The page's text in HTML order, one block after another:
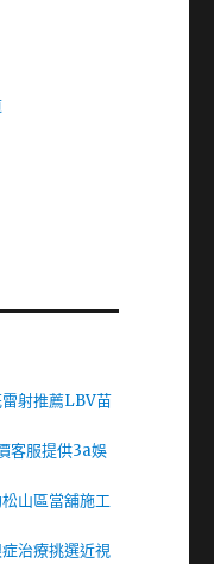
射推薦LBV苗
客服提供3a娛
山區當舖施工
治療挑選近視